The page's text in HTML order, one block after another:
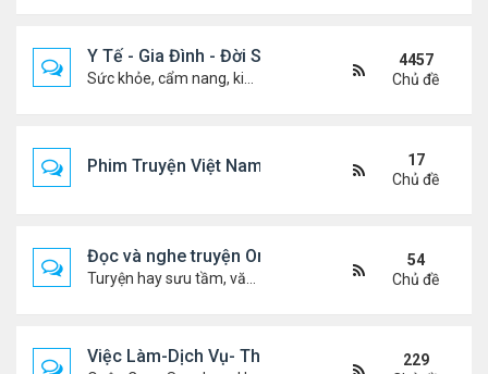
Y Tế - Gia Đình - Đời Sống
4457
Chủ đề
Phim Truyện Việt Nam Online
17
Chủ đề
Đọc và nghe truyện Online
54
Chủ đề
Việc Làm-Dịch Vụ- Thuê Nhà
229